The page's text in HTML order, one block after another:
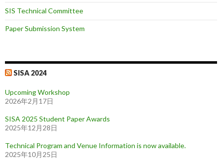
SIS Technical Committee
Paper Submission System
SISA 2024
Upcoming Workshop
2026年2月17日
SISA 2025 Student Paper Awards
2025年12月28日
Technical Program and Venue Information is now available.
2025年10月25日